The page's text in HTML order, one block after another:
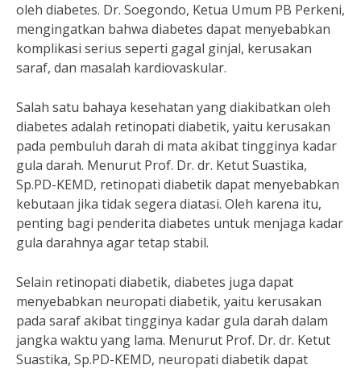
oleh diabetes. Dr. Soegondo, Ketua Umum PB Perkeni,
mengingatkan bahwa diabetes dapat menyebabkan
komplikasi serius seperti gagal ginjal, kerusakan
saraf, dan masalah kardiovaskular.
Salah satu bahaya kesehatan yang diakibatkan oleh
diabetes adalah retinopati diabetik, yaitu kerusakan
pada pembuluh darah di mata akibat tingginya kadar
gula darah. Menurut Prof. Dr. dr. Ketut Suastika,
Sp.PD-KEMD, retinopati diabetik dapat menyebabkan
kebutaan jika tidak segera diatasi. Oleh karena itu,
penting bagi penderita diabetes untuk menjaga kadar
gula darahnya agar tetap stabil.
Selain retinopati diabetik, diabetes juga dapat
menyebabkan neuropati diabetik, yaitu kerusakan
pada saraf akibat tingginya kadar gula darah dalam
jangka waktu yang lama. Menurut Prof. Dr. dr. Ketut
Suastika, Sp.PD-KEMD, neuropati diabetik dapat